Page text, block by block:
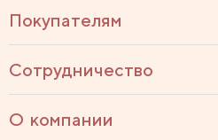
Покупателям
Сотрудничество
О компании